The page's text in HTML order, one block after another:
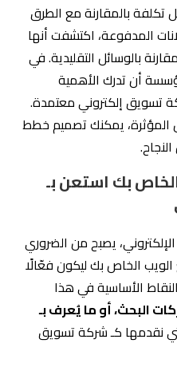
تكلفة بالمقارنة مع الطرق
المدفوعة، اكتشفت أنها
بالوسائل التقليدية. في
أن تدرك الأهمية
تسويق إلكتروني معتمدة.
المؤثرة، يمكنك تصميم خطط
بك استعن بـ
يصبح من الضروري
الخاص بك ليكون فعّالًا
الأساسية في هذا
البحث، أو ما يُعرف بـ
نقدمها كـ شركة تسويق